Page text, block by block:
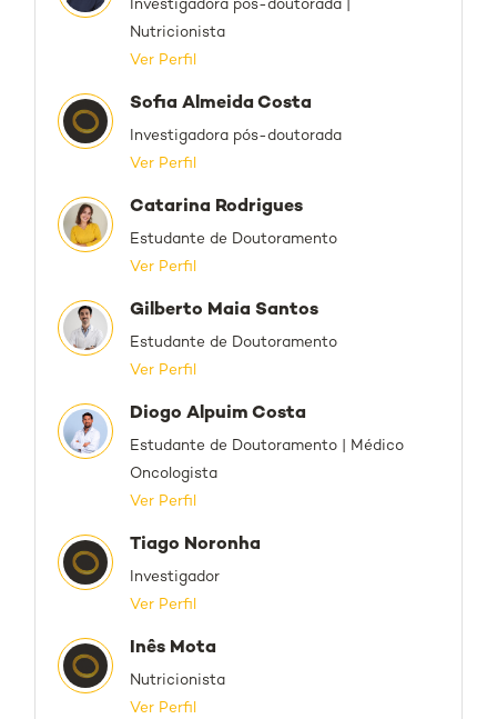
Investigadora pós-doutorada |
Nutricionista
Ver Perfil
Sofia Almeida Costa
Investigadora pós-doutorada
Ver Perfil
Catarina Rodrigues
Estudante de Doutoramento
Ver Perfil
Gilberto Maia Santos
Estudante de Doutoramento
Ver Perfil
Diogo Alpuim Costa
Estudante de Doutoramento | Médico
Oncologista
Ver Perfil
Tiago Noronha
Investigador
Ver Perfil
Inês Mota
Nutricionista
Ver Perfil